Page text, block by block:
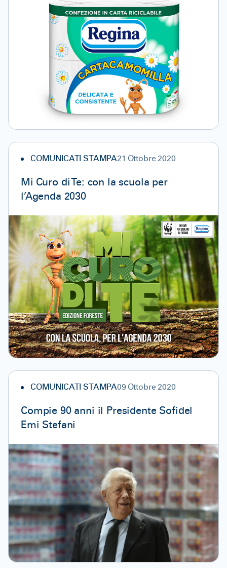
COMUNICATI STAMPA21 Ottobre 2020
Mi Curo di Te: con la scuola per
l’Agenda 2030
COMUNICATI STAMPA09 Ottobre 2020
Compie 90 anni il Presidente Sofidel
Emi Stefani